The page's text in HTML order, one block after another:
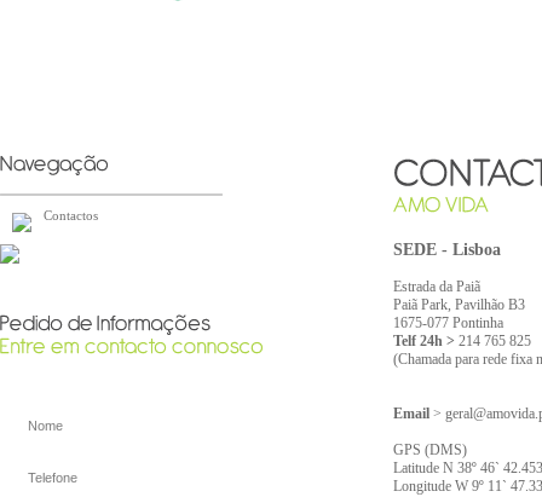
Contactos
SEDE - Lisboa
Estrada da Paiã
Paiã Park, Pavilhão B3
1675-077 Pontinha
Telf 24h > 214 765 825
(Chamada para rede fixa
Email >
GPS (DMS)
Latitude N 38º 46`
Longitude W 9º 11`